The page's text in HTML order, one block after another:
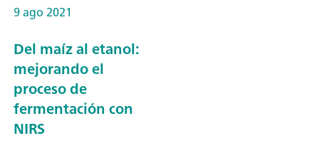
9 ago 2021
Del maíz al etanol:
mejorando el
proceso de
fermentación con
NIRS